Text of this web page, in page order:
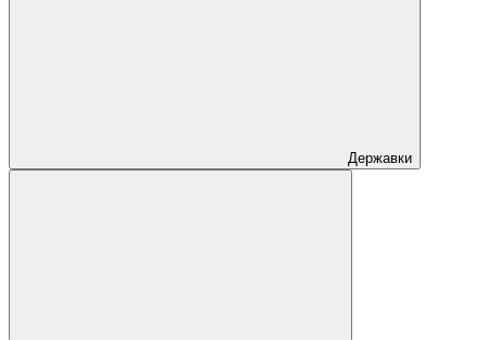
Державки